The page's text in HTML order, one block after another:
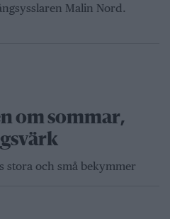
Malin Nord.
om sommar,
stora och små bekymmer